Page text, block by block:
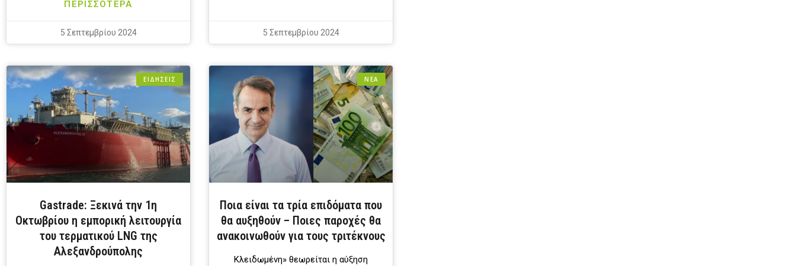
ΠΕΡΙΣΣΟΤΕΡΑ
5 Σεπτεμβρίου 2024 5 Σεπτεμβρίου 2024
ΕΙΔΗΣΕΙΣ
Gastrade: Ξεκινά την 1η
Οκτωβρίου η εμπορική λειτουργία
του τερματικού LNG της
Αλεξανδρούπολης
ΝΕΑ
Ποια είναι τα τρία επιδόματα που
θα αυξηθούν – Ποιες παροχές θα
ανακοινωθούν για τους τριτέκνους
Κλειδωμένη» θεωρείται η αύξηση